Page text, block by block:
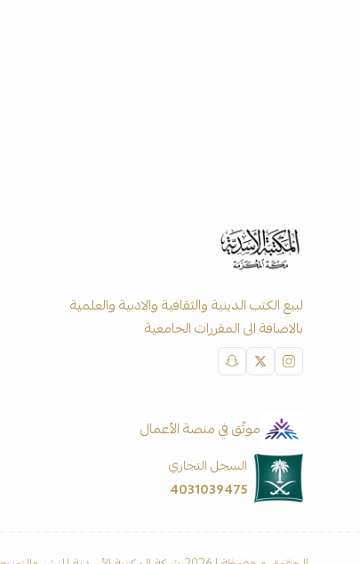
لبيع الكتب الدينية والثقافية والادبية والعلمية
بالاضافة الى المقررات الجامعية
موثّق في منصة الأعمال
السجل التجاري
4031039475